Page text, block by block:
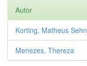
Autor
Korting, Matheus Sehn
Menezes, Thereza